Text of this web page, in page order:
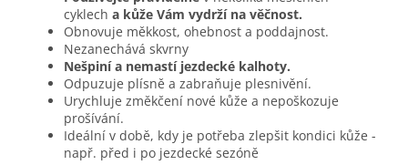
cyklech a kůže Vám vydrží na věčnost.
Obnovuje měkkost, ohebnost a poddajnost.
Nezanechává skvrny
Nešpiní a nemastí jezdecké kalhoty.
Odpuzuje plísně a zabraňuje plesnivění.
Urychluje změkčení nové kůže a nepoškozuje
prošívání.
Ideální v době, kdy je potřeba zlepšit kondici kůže -
např. před i po jezdecké sezóně